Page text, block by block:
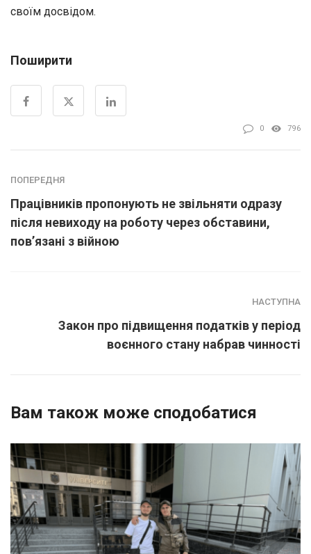
своїм досвідом.
Поширити
0 796
ПОПЕРЕДНЯ
Працівників пропонують не звільняти одразу
після невиходу на роботу через обставини,
пов’язані з війною
НАСТУПНА
Закон про підвищення податків у період
воєнного стану набрав чинності
Вам також може сподобатися